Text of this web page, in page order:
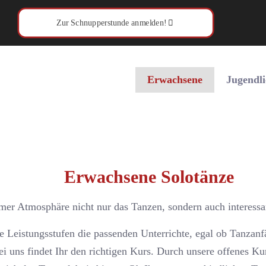
Zur Schnupperstunde anmelden!
Erwachsene
Erwachsene Solotänze
Atmosphäre nicht nur das Tanzen, sondern auch
die passenden Unterrichte, egal ob
uns findet Ihr den richtigen Kurs. Durch unsere offenes